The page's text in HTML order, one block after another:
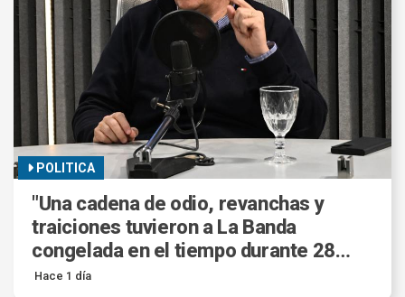
POLITICA
"Una cadena de odio, revanchas y
traiciones tuvieron a La Banda
congelada en el tiempo durante 28
años".
Hace 1 día